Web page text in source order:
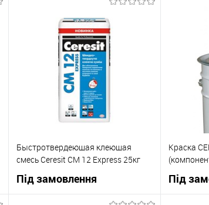
Купити в 1 клік
До
порівняння
В вибране
замовлення
В
Быстротвердеющая клеющая
смесь Ceresit CM 12 Express 25кг
Під замовлення
Краска
Під